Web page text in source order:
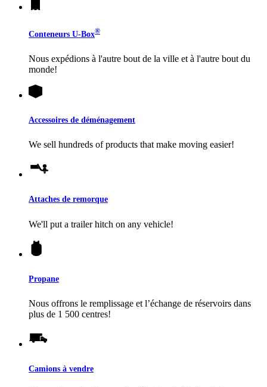
Conteneurs U-Box®
Nous expédions à l'autre bout de la ville et à l'autre bout du
monde!
Accessoires de déménagement
We sell hundreds of products that make moving easier!
Attaches de remorque
We'll put a trailer hitch on any vehicle!
Propane
Nous offrons le remplissage et l’échange de réservoirs dans
plus de 1 500 centres!
Camions à vendre